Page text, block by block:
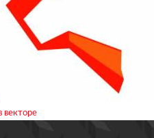
векторе